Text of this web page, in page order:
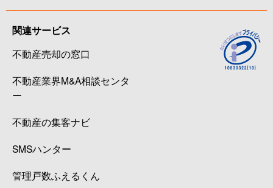
関連サービス
不動産売却の窓口
不動産業界M&A相談センタ
ー
不動産の集客ナビ
SMSハンター
管理戸数ふえるくん